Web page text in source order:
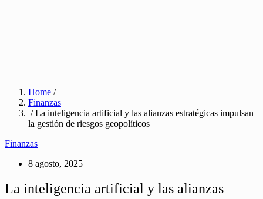
Home /
Finanzas
/ La inteligencia artificial y las alianzas estratégicas impulsan
la gestión de riesgos geopolíticos
Finanzas
8 agosto, 2025
La inteligencia artificial y las alianzas